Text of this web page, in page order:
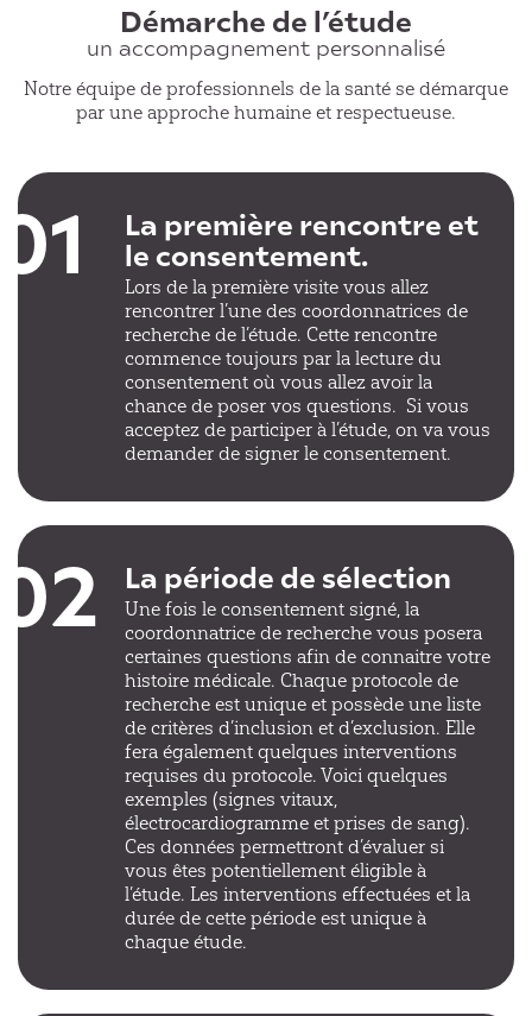
Démarche de l’étude
un accompagnement personnalisé
Notre équipe de professionnels de la santé se démarque
par une approche humaine et respectueuse.
La première rencontre et
le consentement.
Lors de la première visite vous allez
rencontrer l’une des coordonnatrices de
recherche de l’étude. Cette rencontre
commence toujours par la lecture du
consentement où vous allez avoir la
chance de poser vos questions. Si vous
acceptez de participer à l’étude, on va vous
demander de signer le consentement.
La période de sélection
Une fois le consentement signé, la
coordonnatrice de recherche vous posera
certaines questions afin de connaitre votre
histoire médicale. Chaque protocole de
recherche est unique et possède une liste
de critères d’inclusion et d’exclusion. Elle
fera également quelques interventions
requises du protocole. Voici quelques
exemples (signes vitaux,
électrocardiogramme et prises de sang).
Ces données permettront d’évaluer si
vous êtes potentiellement éligible à
l’étude. Les interventions effectuées et la
durée de cette période est unique à
chaque étude.